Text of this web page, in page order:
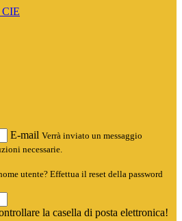
CIE
E-mail Verrà inviato un messaggio
necessarie.
utente? Effettua il reset della password
la casella di posta elettronica!